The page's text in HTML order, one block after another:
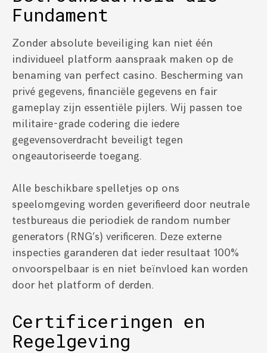
Fundament
Zonder absolute beveiliging kan niet één
individueel platform aanspraak maken op de
benaming van perfect casino. Bescherming van
privé gegevens, financiële gegevens en fair
gameplay zijn essentiële pijlers. Wij passen toe
militaire-grade codering die iedere
gegevensoverdracht beveiligt tegen
ongeautoriseerde toegang.
Alle beschikbare spelletjes op ons
speelomgeving worden geverifieerd door neutrale
testbureaus die periodiek de random number
generators (RNG’s) verificeren. Deze externe
inspecties garanderen dat ieder resultaat 100%
onvoorspelbaar is en niet beïnvloed kan worden
door het platform of derden.
Certificeringen en
Regelgeving